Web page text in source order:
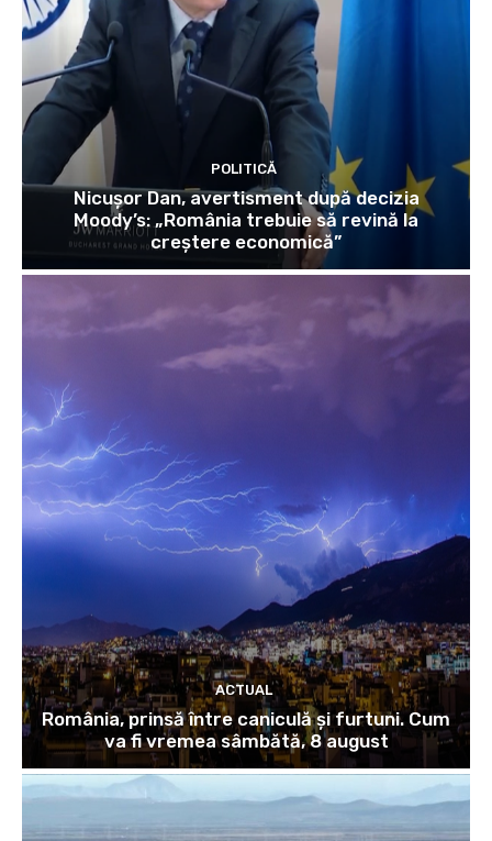
POLITICĂ
Nicușor Dan, avertisment după decizia
Moody’s: „România trebuie să revină la
creștere economică”
ACTUAL
România, prinsă între caniculă și furtuni. Cum
va fi vremea sâmbătă, 8 august